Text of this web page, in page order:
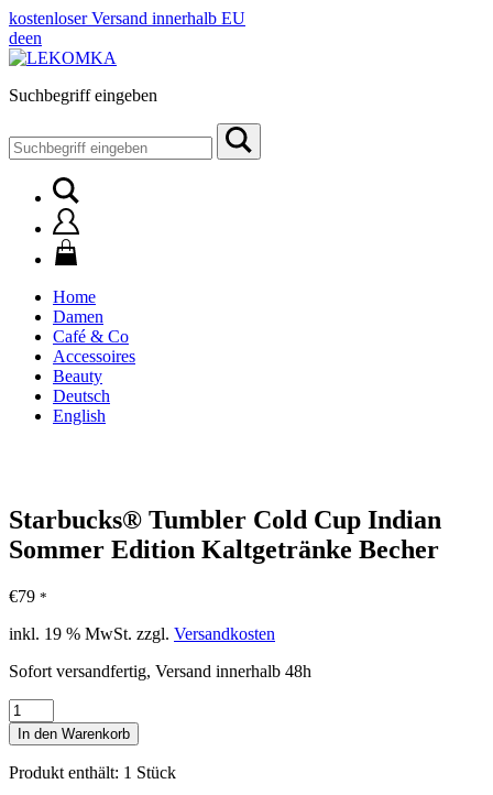
kostenloser Versand innerhalb EU
deen
Suchbegriff eingeben
nach:
Home
Damen
Café & Co
Accessoires
Beauty
Deutsch
English
Starbucks® Tumbler Cold Cup Indian
Sommer Edition Kaltgetränke Becher
€79 *
inkl. 19 % MwSt. zzgl. Versandkosten
Sofort versandfertig, Versand innerhalb 48h
Starbucks®
Tumbler
Cold
Cup
In den Warenkorb
Produkt enthält: 1 Stück